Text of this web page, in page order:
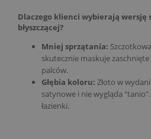
Dlaczego klienci wybierają wersję
błyszczącej?
Mniej sprzątania:
skutecznie maskuje
palców.
Głębia koloru: Złoto w
satynowe i nie wygląda
łazienki.